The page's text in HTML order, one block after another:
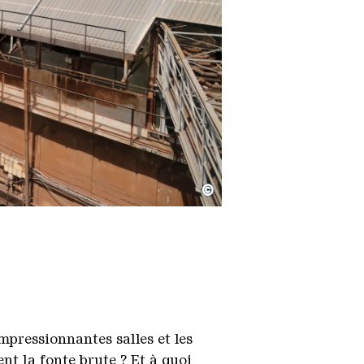
©
salles et les
la fonte brute ? Et à quoi